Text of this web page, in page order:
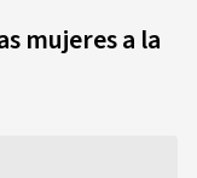
mujeres a la